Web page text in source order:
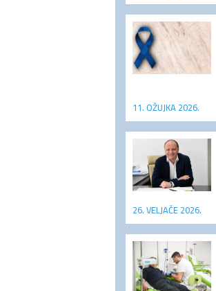
11. OŽUJKA 2026.
26. VELJAČE 2026.